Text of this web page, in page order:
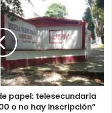
papel: telesecundaria
o no hay inscripción”